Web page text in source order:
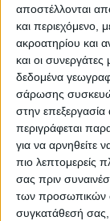
αποστέλλονται
και περιεχόμενο,
ακροατηρίου και
και οι
δεδομένα
σάρωσης
στην
περιγράφεται
για να αρνηθείτε
πιο λεπτομερείς
σας πριν
των προσωπικών
συγκατάθεσή σας,
Enduro
EnduroGP
Josep Garcia
Το δεύτερο
Fafe της
Garcia στο
Ισπανό της KTM